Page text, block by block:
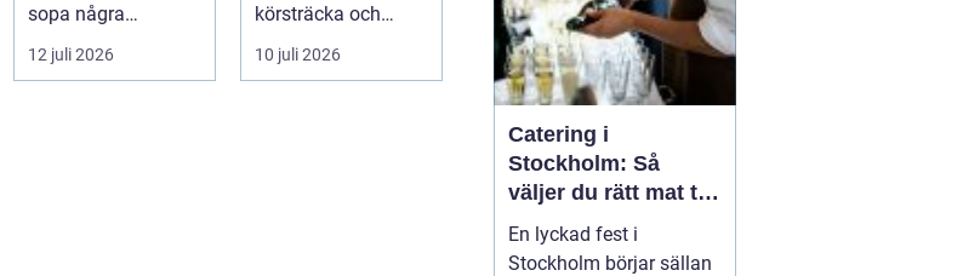
sopa några
trappsteg och torka
en...
12 juli 2026
körsträcka och
stora påfrestningar.
Samtidigt är det ...
10 juli 2026
Catering i
Stockholm: Så
väljer du rätt mat till
ditt evenemang
En lyckad fest i
Stockholm börjar sällan